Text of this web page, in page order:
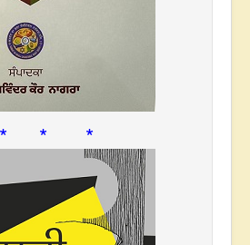
* * *